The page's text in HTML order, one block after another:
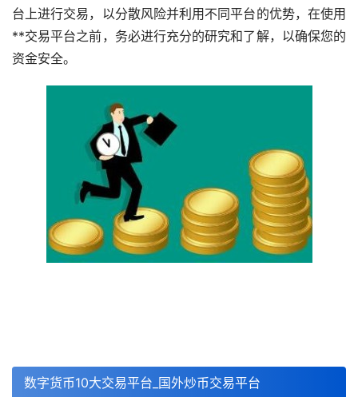
台上进行交易，以分散风险并利用不同平台的优势，在使用
**交易平台之前，务必进行充分的研究和了解，以确保您的
资金安全。
数字货币10大交易平台_国外炒币交易平台